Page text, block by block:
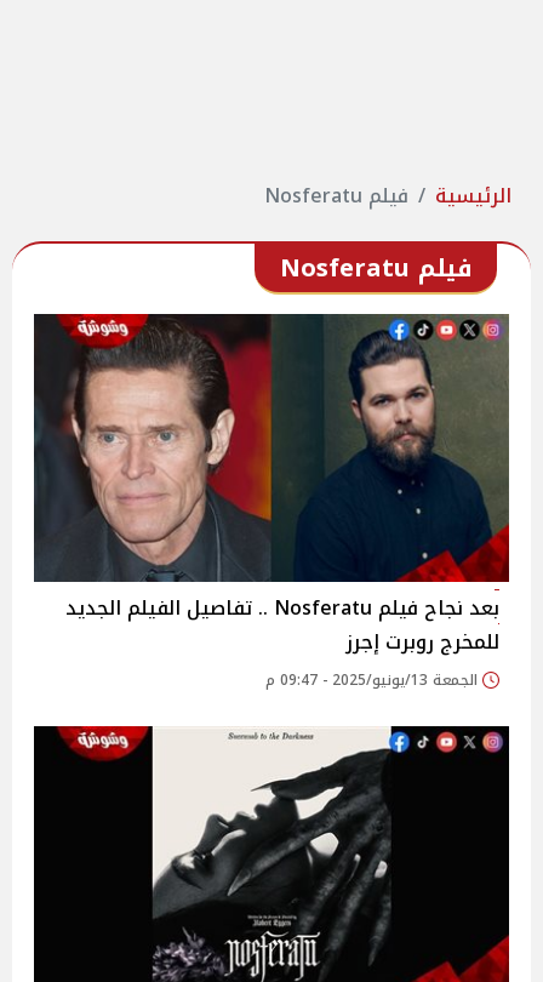
الرئيسية فيلم Nosferatu
فيلم Nosferatu
بعد نجاح فيلم Nosferatu .. تفاصيل الفيلم الجديد
للمخرج روبرت إجرز
الجمعة 13/يونيو/2025 - 09:47 م